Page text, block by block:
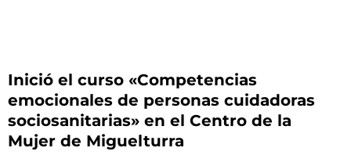
Inició el curso «Competencias
emocionales de personas cuidadoras
sociosanitarias» en el Centro de la
Mujer de Miguelturra